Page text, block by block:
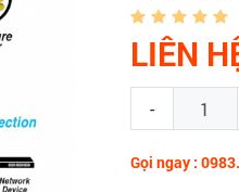
LIÊN
-
Gọi ngay :